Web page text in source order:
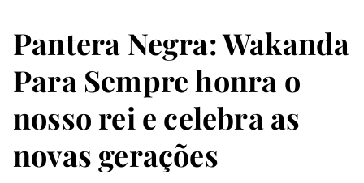
Pantera Negra: Wakanda
Para Sempre honra o
nosso rei e celebra as
novas gerações